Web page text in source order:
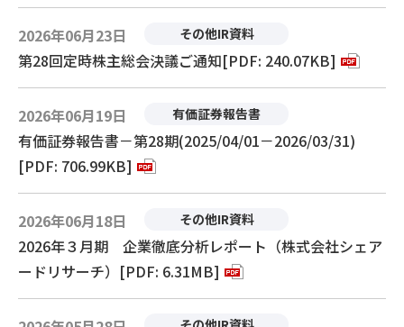
2026年06月23日 その他IR資料
第28回定時株主総会決議ご通知[PDF: 240.07KB]
2026年06月19日 有価証券報告書
有価証券報告書－第28期(2025/04/01－2026/03/31)
[PDF: 706.99KB]
2026年06月18日 その他IR資料
2026年３月期 企業徹底分析レポート（株式会社シェア
ードリサーチ）[PDF: 6.31MB]